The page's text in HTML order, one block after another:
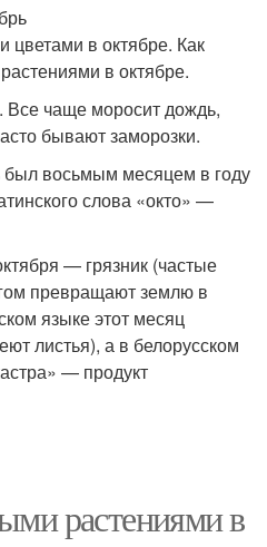
цветами в октябре. Как
в октябре.
чаще моросит дождь,
бывают заморозки.
был восьмым месяцем в году
слова «окто» —
— грязник (частые
превращают землю в
языке этот месяц
листья), а в белорусском
— продукт
растениями в